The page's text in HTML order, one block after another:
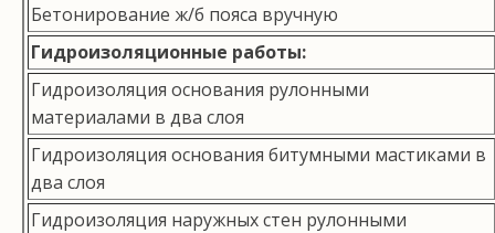
Бетонирование ж/б пояса вручную
Гидроизоляционные работы:
Гидроизоляция основания рулонными
материалами в два слоя
Гидроизоляция основания битумными мастиками в
два слоя
Гидроизоляция наружных стен рулонными